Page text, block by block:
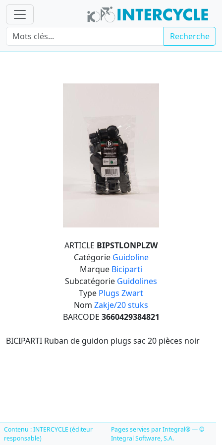
Recherche
ARTICLE BIPSTLONPLZW
Catégorie Guidoline
Marque Biciparti
Subcatégorie Guidolines
Type Plugs Zwart
Nom Zakje/20 stuks
BARCODE 3660429384821
BICIPARTI Ruban de guidon plugs sac 20 pièces noir
Contenu : INTERCYCLE (éditeur
responsable)
Pages servies par Integral® — ©
Integral Software, S.A.